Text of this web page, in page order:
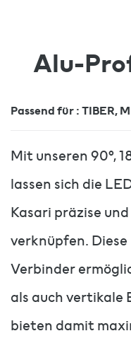
Alu-
Passend für : TIBER,
Mit unseren 90°,
lassen sich die
Kasari präzise
verknüpfen.
Verbinder
als auch vertikale
bieten damit